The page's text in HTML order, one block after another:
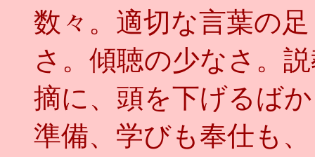
数々。適切な言葉の
さ。傾聴の少なさ。
摘に、頭を下げるば
準備、学びも奉仕も